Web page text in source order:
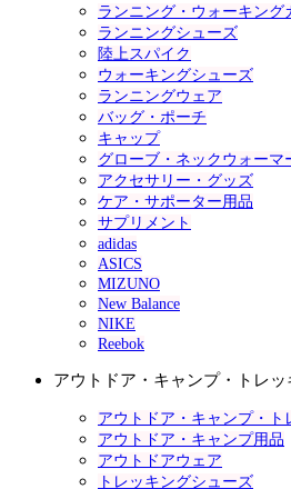
ランニング・ウォーキング
ランニングシューズ
陸上スパイク
ウォーキングシューズ
ランニングウェア
バッグ・ポーチ
キャップ
グローブ・ネックウォーマ
アクセサリー・グッズ
ケア・サポーター用品
サプリメント
adidas
ASICS
MIZUNO
New Balance
NIKE
Reebok
アウトドア・キャンプ・トレッ
アウトドア・キャンプ・
アウトドア・キャンプ用品
アウトドアウェア
トレッキングシューズ